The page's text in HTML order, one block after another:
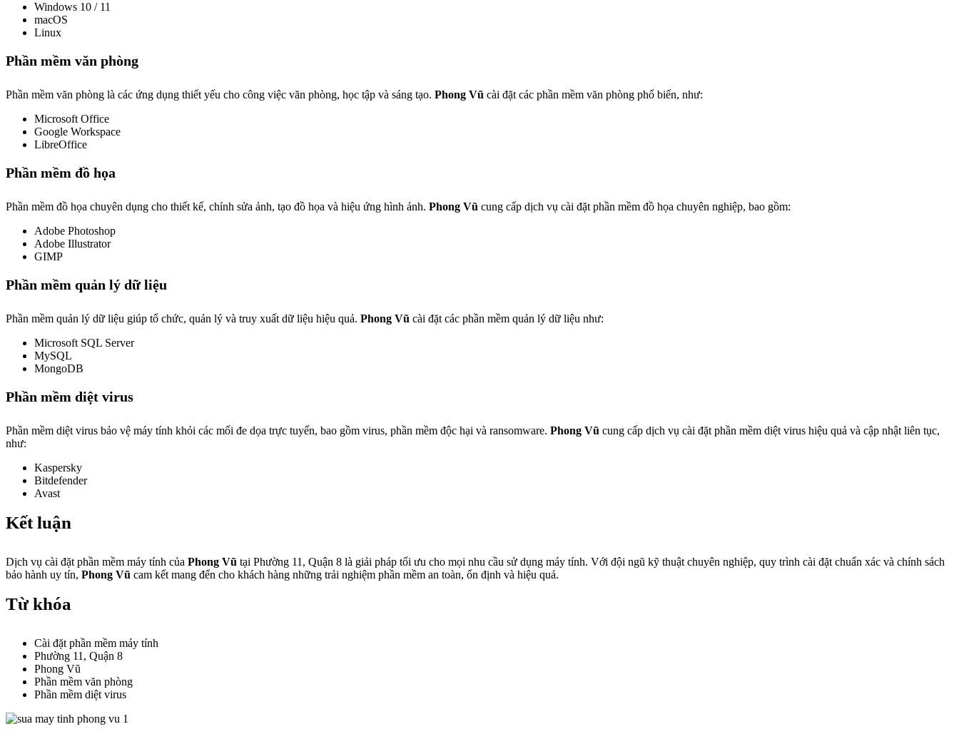
Windows 10 / 11
macOS
Linux
Phần mềm văn phòng
Phần mềm văn phòng là các ứng dụng thiết yếu cho công việc văn phòng, học tập và sáng tạo. Phong Vũ cài đặt các phần mềm văn phòng phổ biến, như:
Microsoft Office
Google Workspace
LibreOffice
Phần mềm đồ họa
Phần mềm đồ họa chuyên dụng cho thiết kế, chỉnh sửa ảnh, tạo đồ họa và hiệu ứng hình ảnh. Phong Vũ cung cấp dịch vụ cài đặt phần mềm đồ họa chuyên nghiệp, bao gồm:
Adobe Photoshop
Adobe Illustrator
GIMP
Phần mềm quản lý dữ liệu
Phần mềm quản lý dữ liệu giúp tổ chức, quản lý và truy xuất dữ liệu hiệu quả. Phong Vũ cài đặt các phần mềm quản lý dữ liệu như:
Microsoft SQL Server
MySQL
MongoDB
Phần mềm diệt virus
Phần mềm diệt virus bảo vệ máy tính khỏi các mối đe dọa trực tuyến, bao gồm virus, phần mềm độc hại và ransomware. Phong Vũ cung cấp dịch vụ cài đặt phần mềm diệt virus hiệu quả và cập nhật liên tục,
như:
Kaspersky
Bitdefender
Avast
Kết luận
Dịch vụ cài đặt phần mềm máy tính của Phong Vũ tại Phường 11, Quận 8 là giải pháp tối ưu cho mọi nhu cầu sử dụng máy tính. Với đội ngũ kỹ thuật chuyên nghiệp, quy trình cài đặt chuẩn xác và chính sách
bảo hành uy tín, Phong Vũ cam kết mang đến cho khách hàng những trải nghiệm phần mềm an toàn, ổn định và hiệu quả.
Từ khóa
Cài đặt phần mềm máy tính
Phường 11, Quận 8
Phong Vũ
Phần mềm văn phòng
Phần mềm diệt virus